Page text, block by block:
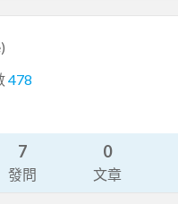
478
7
發問
0
文章